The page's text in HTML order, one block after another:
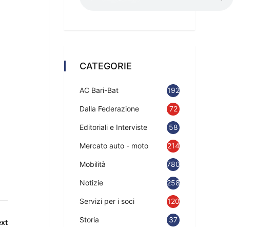
CATEGORIE
AC Bari-Bat 192
Dalla Federazione 72
Editoriali e Interviste 58
Mercato auto - moto 214
Mobilità 780
Notizie 2583
Servizi per i soci 120
Storia 37